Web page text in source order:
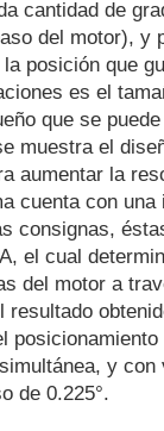
cantidad de
del motor), y
posición que
es el
que se
muestra el
aumentar la
cuenta con
consignas,
el cual
del motor a
resultado
y
de 0.225°.